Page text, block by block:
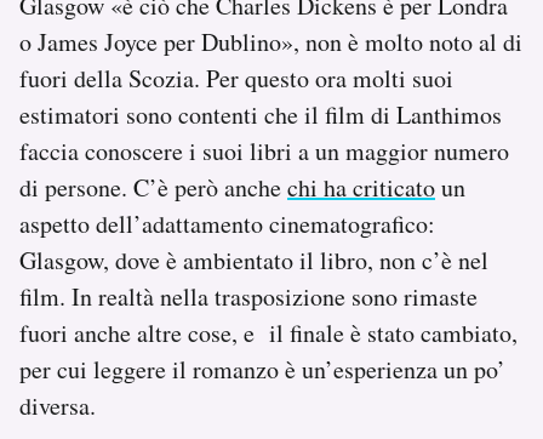
o James Joyce per Dublino», non è molto noto al di
fuori della Scozia. Per questo ora molti suoi
estimatori sono contenti che il film di Lanthimos
faccia conoscere i suoi libri a un maggior numero
di persone. C’è però anchechi ha criticatoun
aspetto dell’adattamento cinematografico:
Glasgow, dove è ambientato il libro, non c’è nel
film. In realtà nella trasposizione sono rimaste
fuori anche altre cose, e il finale è stato cambiato,
per cui leggere il romanzo è un’esperienza un po’
diversa.